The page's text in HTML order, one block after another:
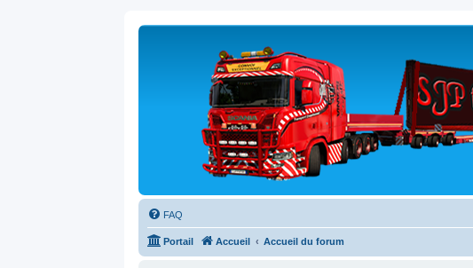
FAQ
Portail Accueil Accueil du forum